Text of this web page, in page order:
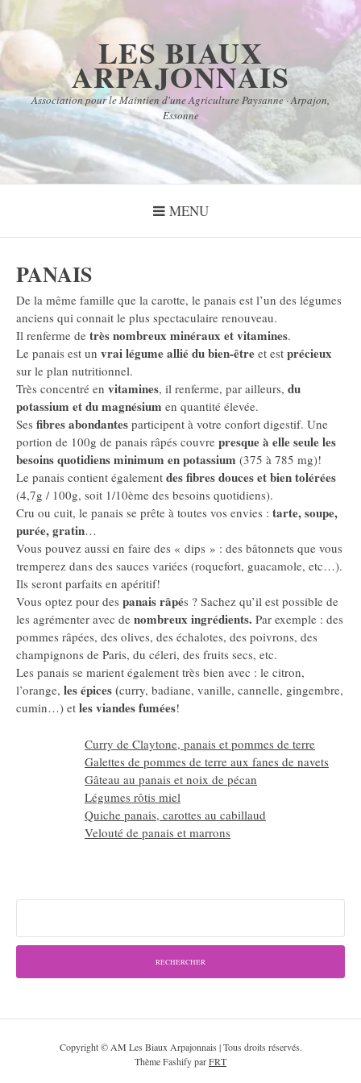
Aller
au
contenu
LES BIAUX
ARPAJONNAIS
Association pour le Maintien d'une Agriculture Paysanne · Arpajon,
Essonne
MENU
PANAIS
De la même famille que la carotte, le panais est l’un des légumes
anciens qui connait le plus spectaculaire renouveau.
Il renferme de très nombreux minéraux et vitamines.
Le panais est un vrai légume allié du bien-être et est précieux
sur le plan nutritionnel.
Très concentré en vitamines, il renferme, par ailleurs, du
potassium et du magnésium en quantité élevée.
Ses fibres abondantes participent à votre confort digestif. Une
portion de 100g de panais râpés couvre presque à elle seule les
besoins quotidiens minimum en potassium (375 à 785 mg)!
Le panais contient également des fibres douces et bien tolérées
(4,7g / 100g, soit 1/10ème des besoins quotidiens).
Cru ou cuit, le panais se prête à toutes vos envies : tarte, soupe,
purée, gratin…
Vous pouvez aussi en faire des « dips » : des bâtonnets que vous
tremperez dans des sauces variées (roquefort, guacamole, etc…).
Ils seront parfaits en apéritif!
Vous optez pour des panais râpés ? Sachez qu’il est possible de
les agrémenter avec de nombreux ingrédients. Par exemple : des
pommes râpées, des olives, des échalotes, des poivrons, des
champignons de Paris, du céleri, des fruits secs, etc.
Les panais se marient également très bien avec : le citron,
l’orange, les épices (curry, badiane, vanille, cannelle, gingembre,
cumin…) et les viandes fumées!
Curry de Claytone, panais et pommes de terre
Galettes de pommes de terre aux fanes de navets
Gâteau au panais et noix de pécan
Légumes rôtis miel
Quiche panais, carottes au cabillaud
Velouté de panais et marrons
Copyright © AM Les Biaux Arpajonnais | Tous droits réservés.
Thème Fashify parFRT